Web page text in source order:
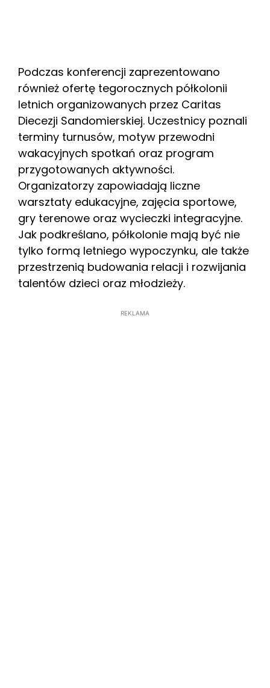
Podczas konferencji zaprezentowano
również ofertę tegorocznych półkolonii
letnich organizowanych przez Caritas
Diecezji Sandomierskiej. Uczestnicy poznali
terminy turnusów, motyw przewodni
wakacyjnych spotkań oraz program
przygotowanych aktywności.
Organizatorzy zapowiadają liczne
warsztaty edukacyjne, zajęcia sportowe,
gry terenowe oraz wycieczki integracyjne.
Jak podkreślano, półkolonie mają być nie
tylko formą letniego wypoczynku, ale także
przestrzenią budowania relacji i rozwijania
talentów dzieci oraz młodzieży.
REKLAMA